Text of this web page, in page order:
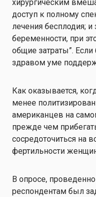
хирургическим
доступ к полному
лечения бесплодия; и
беременности, при
общие затраты”.
здравом уме
Как оказывается,
менее
американцев на
прежде чем
сосредоточиться на
фертильности
В опросе,
респондентам был